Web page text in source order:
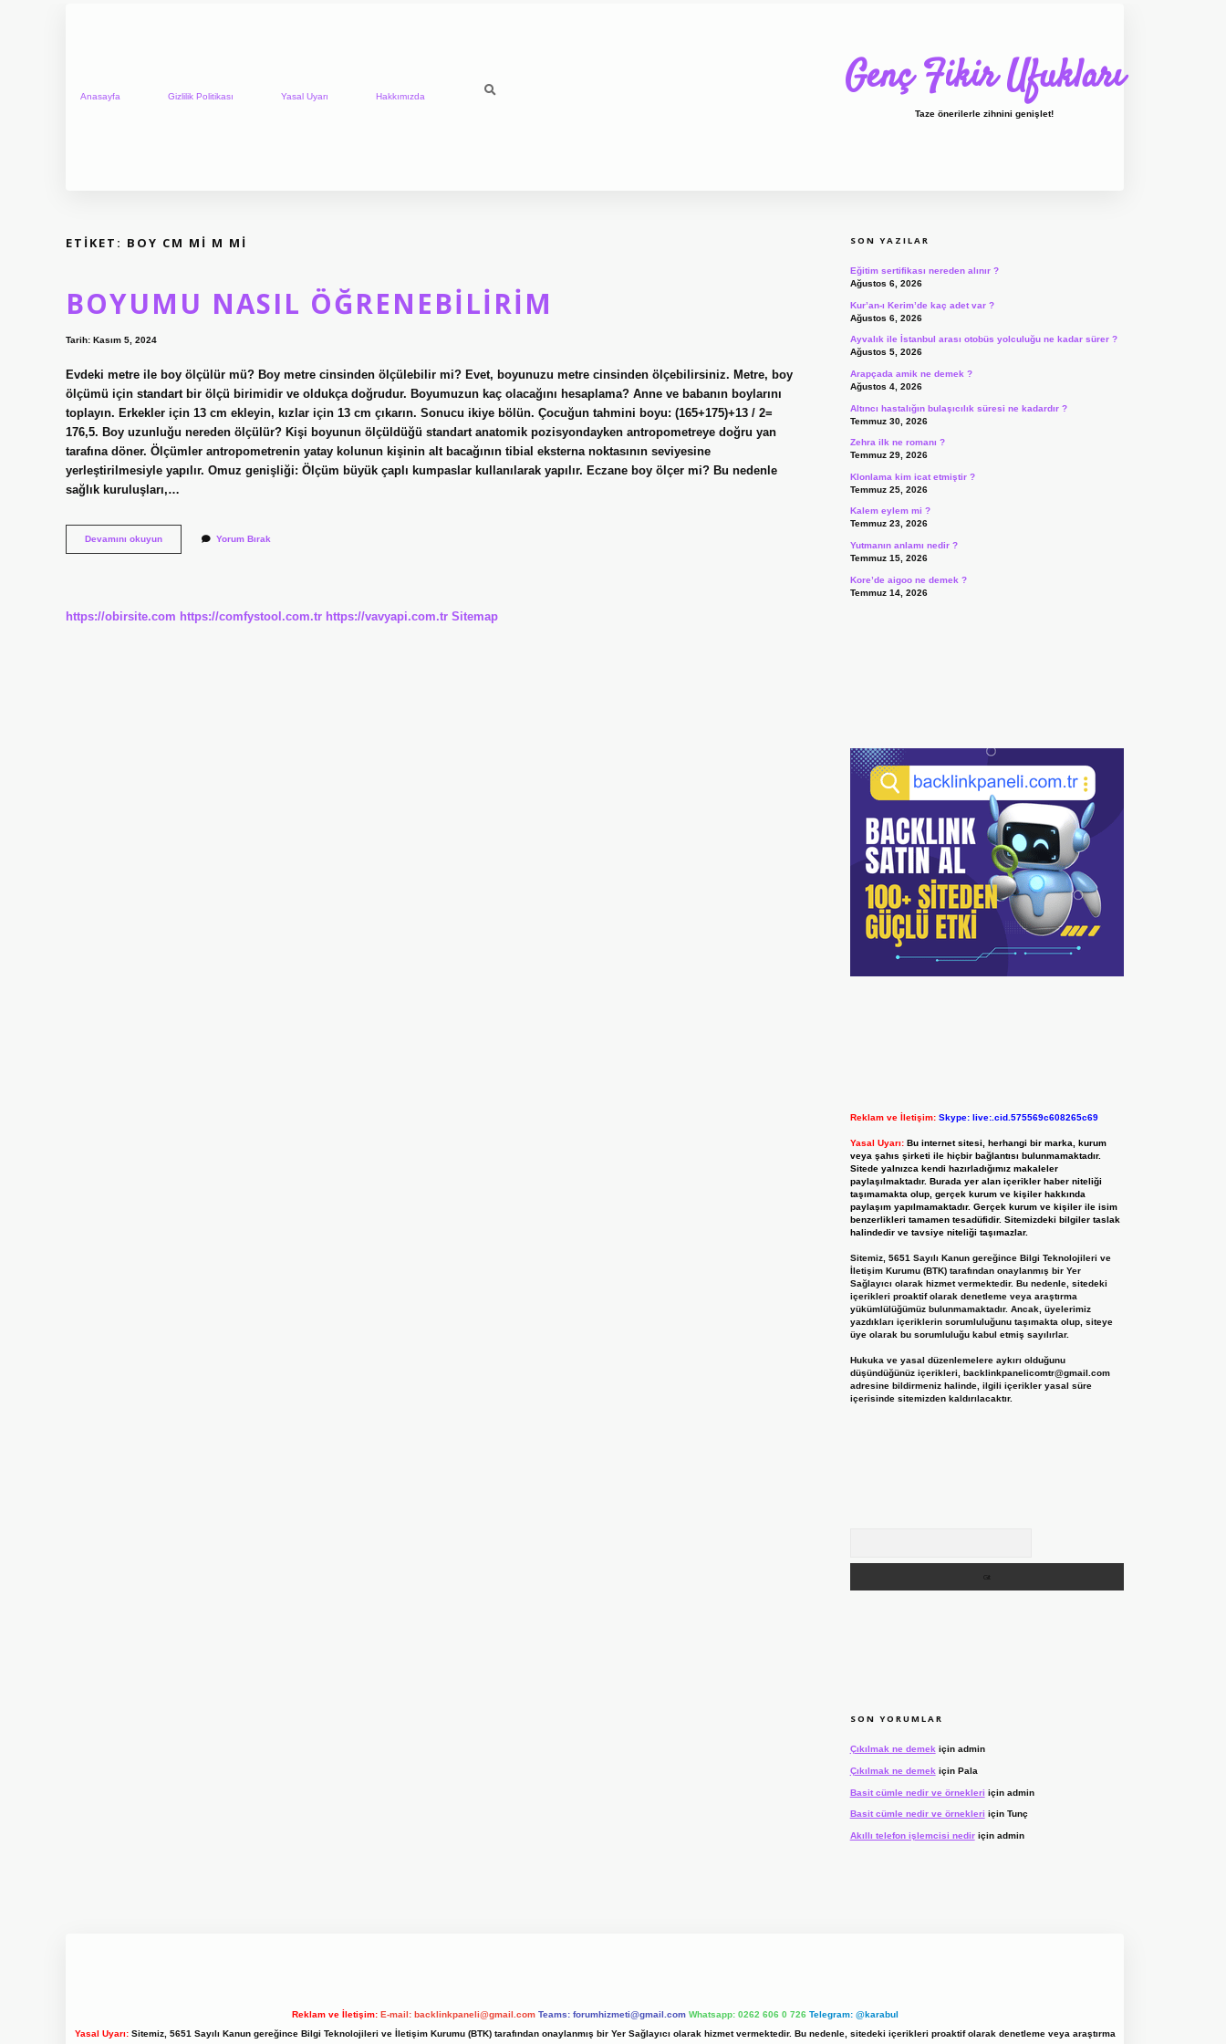
Anasayfa Gizlilik Politikası Yasal Uyarı Hakkımızda Genç Fikir Ufukları
Taze önerilerle zihnini genişlet!
ETIKET: BOY CM MI M MI
BOYUMU NASIL ÖĞRENEBILIRIM
Tarih: Kasım 5, 2024
Evdeki metre ile boy ölçülür mü? Boy metre cinsinden ölçülebilir mi? Evet, boyunuzu metre cinsinden ölçebilirsiniz. Metre, boy
ölçümü için standart bir ölçü birimidir ve oldukça doğrudur. Boyumuzun kaç olacağını hesaplama? Anne ve babanın boylarını
toplayın. Erkekler için 13 cm ekleyin, kızlar için 13 cm çıkarın. Sonucu ikiye bölün. Çocuğun tahmini boyu: (165+175)+13 / 2=
176,5. Boy uzunluğu nereden ölçülür? Kişi boyunun ölçüldüğü standart anatomik pozisyondayken antropometreye doğru yan
tarafına döner. Ölçümler antropometrenin yatay kolunun kişinin alt bacağının tibial eksterna noktasının seviyesine
yerleştirilmesiyle yapılır. Omuz genişliği: Ölçüm büyük çaplı kumpaslar kullanılarak yapılır. Eczane boy ölçer mi? Bu nedenle
sağlık kuruluşları,…
Devamını okuyunBoyumu
Nasıl
Yorum Bırak
https://obirsite.com https://comfystool.com.tr https://vavyapi.com.tr Sitemap
SON YAZILAR
Eğitim sertifikası nereden alınır ?
Ağustos 6, 2026
Kur’an-ı Kerim’de kaç adet var ?
Ağustos 6, 2026
Ayvalık ile İstanbul arası otobüs yolculuğu ne kadar sürer ?
Ağustos 5, 2026
Arapçada amik ne demek ?
Ağustos 4, 2026
Altıncı hastalığın bulaşıcılık süresi ne kadardır ?
Temmuz 30, 2026
Zehra ilk ne romanı ?
Temmuz 29, 2026
Klonlama kim icat etmiştir ?
Temmuz 25, 2026
Kalem eylem mi ?
Temmuz 23, 2026
Yutmanın anlamı nedir ?
Temmuz 15, 2026
Kore’de aigoo ne demek ?
Temmuz 14, 2026
Reklam ve İletişim: Skype: live:.cid.575569c608265c69
Yasal Uyarı: Bu internet sitesi, herhangi bir marka, kurum
veya şahıs şirketi ile hiçbir bağlantısı bulunmamaktadır.
Sitede yalnızca kendi hazırladığımız makaleler
paylaşılmaktadır. Burada yer alan içerikler haber niteliği
taşımamakta olup, gerçek kurum ve kişiler hakkında
paylaşım yapılmamaktadır. Gerçek kurum ve kişiler ile isim
benzerlikleri tamamen tesadüfidir. Sitemizdeki bilgiler taslak
halindedir ve tavsiye niteliği taşımazlar.
Sitemiz, 5651 Sayılı Kanun gereğince Bilgi Teknolojileri ve
İletişim Kurumu (BTK) tarafından onaylanmış bir Yer
Sağlayıcı olarak hizmet vermektedir. Bu nedenle, sitedeki
içerikleri proaktif olarak denetleme veya araştırma
yükümlülüğümüz bulunmamaktadır. Ancak, üyelerimiz
yazdıkları içeriklerin sorumluluğunu taşımakta olup, siteye
üye olarak bu sorumluluğu kabul etmiş sayılırlar.
Hukuka ve yasal düzenlemelere aykırı olduğunu
düşündüğünüz içerikleri, backlinkpanelicomtr@gmail.com
adresine bildirmeniz halinde, ilgili içerikler yasal süre
içerisinde sitemizden kaldırılacaktır.
SON YORUMLAR
Çıkılmak ne demekiçin admin
Çıkılmak ne demek için Pala
Basit cümle nedir ve örnekleri için admin
Basit cümle nedir ve örnekleri için Tunç
Akıllı telefon işlemcisi nediriçin admin
Reklam ve İletişim: E-mail: backlinkpaneli@gmail.com Teams: forumhizmeti@gmail.com Whatsapp: 0262 606 0 726 Telegram: @karabul
Yasal Uyarı:Sitemiz, 5651 Sayılı Kanun gereğince Bilgi Teknolojileri ve İletişim Kurumu (BTK) tarafından onaylanmış bir Yer Sağlayıcı olarak hizmet vermektedir. Bu nedenle, sitedeki içerikleri proaktif olarak denetleme veya araştırma